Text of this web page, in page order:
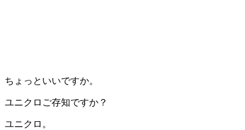
ちょっといいですか。
ユニクロご存知ですか？
ユニクロ。